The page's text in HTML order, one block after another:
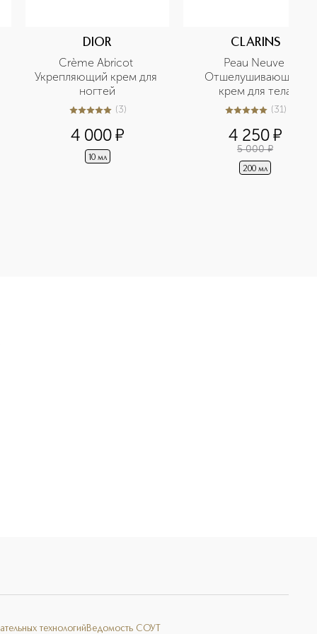
DIOR
Crème Abricot
Укрепляющий крем для
ногтей
5из 53 (3)
4 000¤
10 мл
CLARINS
Peau Neuve
Отшелушивающий
крем для тела
5из 531 (31)
4 250¤
5 000 ¤
200 мл
технологий Ведомость СОУТ